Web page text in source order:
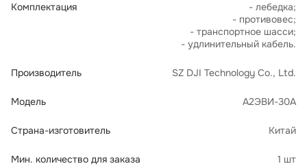
Комплектация
- лебедка;
- противовес;
- транспортное шасси;
- удлинительный кабель.
Производитель SZ DJI Technology Co., Ltd.
Модель А2ЭВИ-30А
Страна-изготовитель Китай
Мин. количество для заказа 1 шт